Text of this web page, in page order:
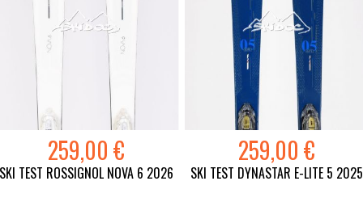
259,00 €
TEST ROSSIGNOL NOVA 6 2026
259,00 €
SKI TEST DYNASTAR E-LITE 5 2025